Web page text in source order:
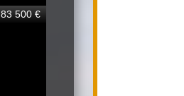
83 500 €